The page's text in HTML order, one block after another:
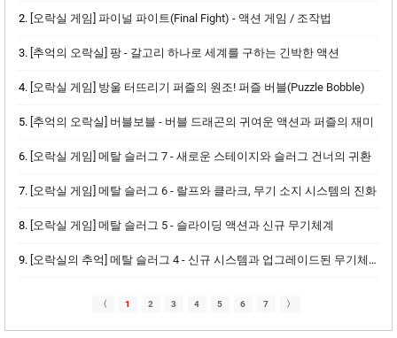
[오락실 게임] 파이널 파이트(Final Fight) - 액션 게임 / 조작법
[추억의 오락실] 팡 - 갈고리 하나로 세계를 구하는 긴박한 액션
[오락실 게임] 방울 터뜨리기 퍼즐의 원조! 퍼즐 버블(Puzzle Bobble)
[추억의 오락실] 버블보블 - 버블 드래곤의 귀여운 액션과 퍼즐의 재미
[오락실 게임] 메탈 슬러그 7 - 새로운 스테이지와 슬러그 건너의 귀환
[오락실 게임] 메탈 슬러그 6 - 랄프와 클라크, 무기 소지 시스템의 진화
[오락실 게임] 메탈 슬러그 5 - 슬라이딩 액션과 신규 무기체계
[오락실의 추억] 메탈 슬러그 4 - 신규 시스템과 업그레이드된 무기체계
〈 1 2 3 4 5 6 7 〉